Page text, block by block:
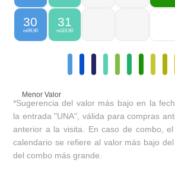
30
R$99,90
31
R$119,90
Menor Valor
*Sugerencia del valor más bajo en la
la entrada "UNA", válida para compras
anterior a la visita. En caso de combo,
calendario se refiere al valor más bajo
del combo más grande.